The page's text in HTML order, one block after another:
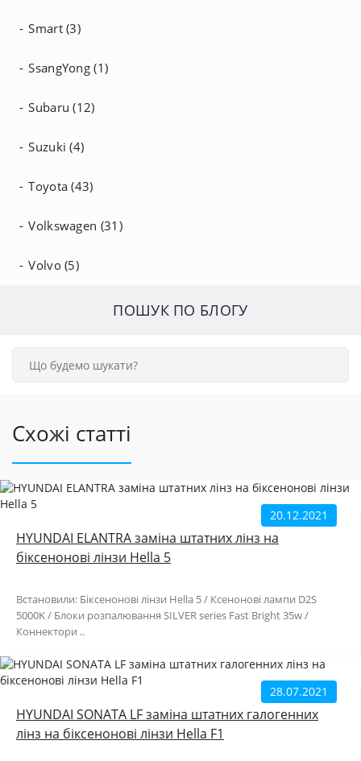
Smart (3)
SsangYong (1)
Subaru (12)
Suzuki (4)
Toyota (43)
Volkswagen (31)
Volvo (5)
ПОШУК ПО БЛОГУ
Схожі статті
20.12.2021
HYUNDAI ELANTRA заміна штатних лінз на
біксенонові лінзи Hella 5
Встановили: Біксенонові лінзи Hella 5 / Ксенонові лампи D2S
5000K / Блоки розпалювання SILVER series Fast Bright 35w /
Коннектори ..
28.07.2021
HYUNDAI SONATA LF заміна штатних галогенних
лінз на біксенонові лінзи Hella F1